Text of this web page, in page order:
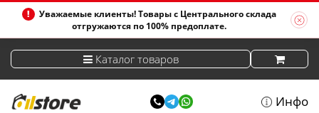
Уважаемые клиенты! Товары с Центрального склада
отгружаются по 100% предоплате.
Каталог товаров
Инфо